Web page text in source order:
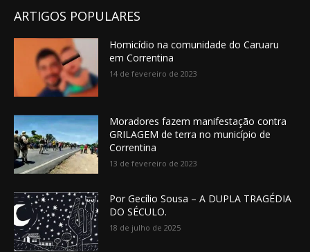
ARTIGOS POPULARES
Homicídio na comunidade do Caruaru
em Correntina
14 de fevereiro de 2023
Moradores fazem manifestação contra
GRILAGEM de terra no município de
Correntina
13 de fevereiro de 2023
Por Gecílio Sousa – A DUPLA TRAGÉDIA
DO SÉCULO.
18 de julho de 2025